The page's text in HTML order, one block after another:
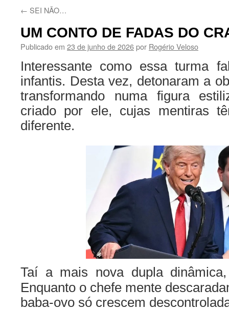
← SEI NÃO…
UM CONTO DE FADAS DO
Publicado em 23 de junho de 2026por Rogério Veloso
Interessante como essa turma
infantis. Desta vez, detonaram a
transformando numa figura
criado por ele, cujas mentiras
diferente.
Taí a mais nova dupla
Enquanto o chefe mente
baba-ovo só crescem